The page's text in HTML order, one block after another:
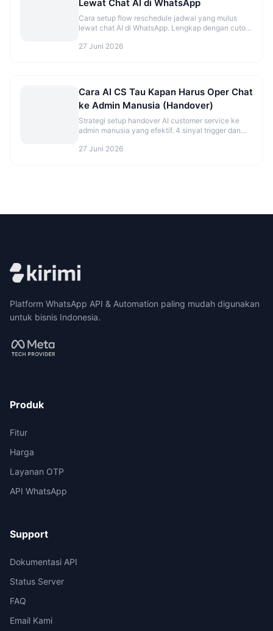
Lewat Chat AI di WhatsApp
Cara setup flow reschedule jadwal yang mulus
lewat chat AI di WhatsApp. Lengkap dengan cutoff
27 Juni 2026
Cara AI CS Tau Kapan Harus Oper Chat
ke Admin Manusia (Handover)
Strategi setup handover AI customer service ke
admin manusia yang efektif. 4 sinyal trigger dan
27 Juni 2026
Platform WhatsApp API & Automation paling mudah digunakan
untuk bisnis Indonesia.
Produk
Fitur
Harga
Layanan OTP
API WhatsApp
Support
Dokumentasi API
Status Server
FAQ
Email Kami